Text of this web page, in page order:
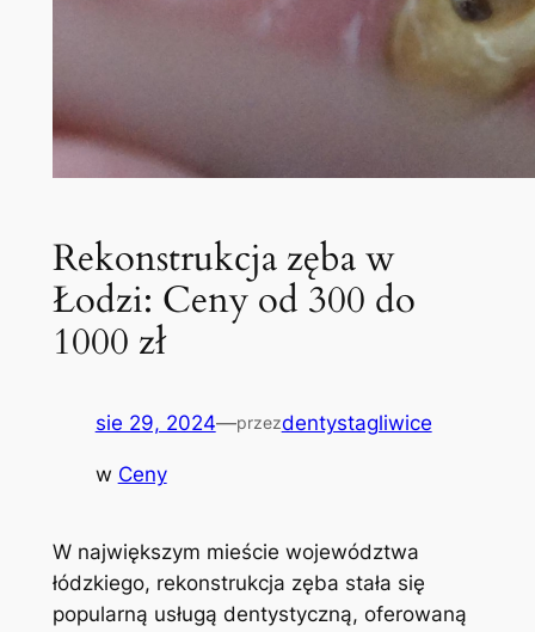
Rekonstrukcja zęba w
Łodzi: Ceny od 300 do
1000 zł
sie 29, 2024—przezdentystagliwice
w Ceny
W największym mieście województwa
łódzkiego, rekonstrukcja zęba​ stała się
popularną usługą dentystyczną, oferowaną